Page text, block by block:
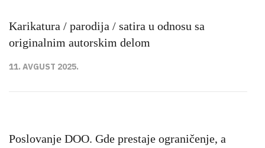
Karikatura / parodija / satira u odnosu sa
originalnim autorskim delom
11. AVGUST 2025.
Poslovanje DOO. Gde prestaje ograničenje, a